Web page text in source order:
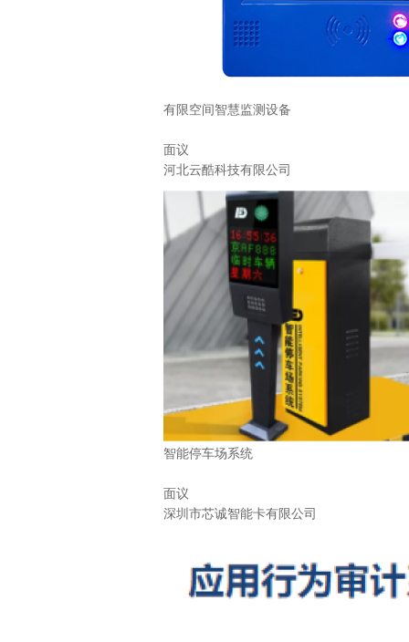
有限空间智慧监测设备
面议
河北云酷科技有限公司
智能停车场系统
面议
深圳市芯诚智能卡有限公司